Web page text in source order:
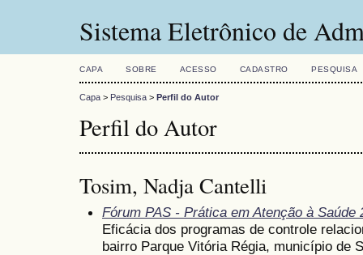
Sistema Eletrônico de
CAPA SOBRE ACESSO CADASTRO PESQUISA
Capa > Pesquisa > Perfil do Autor
Perfil do Autor
Tosim, Nadja Cantelli
Fórum PAS - Prática em Atenção à Saúde
Eficácia dos programas de controle
bairro Parque Vitória Régia, município de